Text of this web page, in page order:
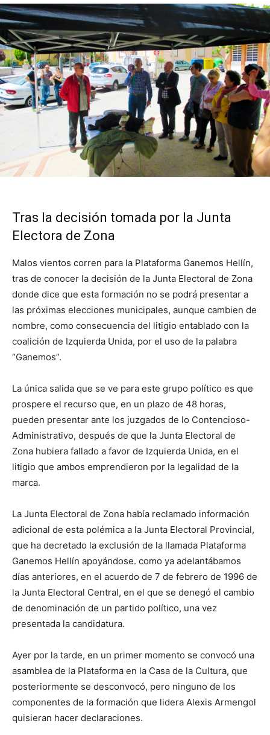
Tras la decisión tomada por la Junta
Electora de Zona
Malos vientos corren para la Plataforma Ganemos Hellín,
tras de conocer la decisión de la Junta Electoral de Zona
donde dice que esta formación no se podrá presentar a
las próximas elecciones municipales, aunque cambien de
nombre, como consecuencia del litigio entablado con la
coalición de Izquierda Unida, por el uso de la palabra
“Ganemos”.
La única salida que se ve para este grupo político es que
prospere el recurso que, en un plazo de 48 horas,
pueden presentar ante los juzgados de lo Contencioso-
Administrativo, después de que la Junta Electoral de
Zona hubiera fallado a favor de Izquierda Unida, en el
litigio que ambos emprendieron por la legalidad de la
marca.
La Junta Electoral de Zona había reclamado información
adicional de esta polémica a la Junta Electoral Provincial,
que ha decretado la exclusión de la llamada Plataforma
Ganemos Hellín apoyándose. como ya adelantábamos
días anteriores, en el acuerdo de 7 de febrero de 1996 de
la Junta Electoral Central, en el que se denegó el cambio
de denominación de un partido político, una vez
presentada la candidatura.
Ayer por la tarde, en un primer momento se convocó una
asamblea de la Plataforma en la Casa de la Cultura, que
posteriormente se desconvocó, pero ninguno de los
componentes de la formación que lidera Alexis Armengol
quisieran hacer declaraciones.